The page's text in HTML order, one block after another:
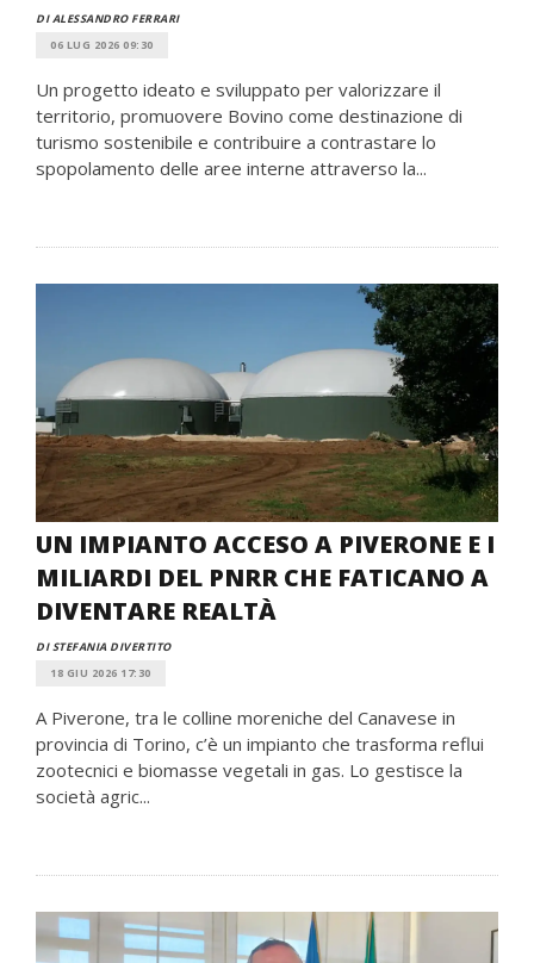
DI ALESSANDRO FERRARI
06 LUG 2026 09:30
Un progetto ideato e sviluppato per valorizzare il
territorio, promuovere Bovino come destinazione di
turismo sostenibile e contribuire a contrastare lo
spopolamento delle aree interne attraverso la...
UN IMPIANTO ACCESO A PIVERONE E I
MILIARDI DEL PNRR CHE FATICANO A
DIVENTARE REALTÀ
DI STEFANIA DIVERTITO
18 GIU 2026 17:30
A Piverone, tra le colline moreniche del Canavese in
provincia di Torino, c’è un impianto che trasforma reflui
zootecnici e biomasse vegetali in gas. Lo gestisce la
società agric...